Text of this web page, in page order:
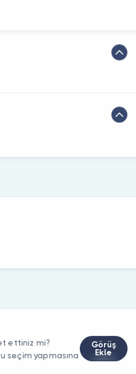
ettiniz mi?
seçim yapmasına
Görüş
Ekle